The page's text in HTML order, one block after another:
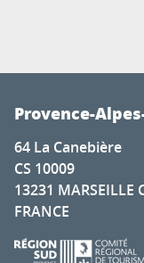
Provence-
64 La Canebière
CS 10009
13231 MARSEILLE
FRANCE